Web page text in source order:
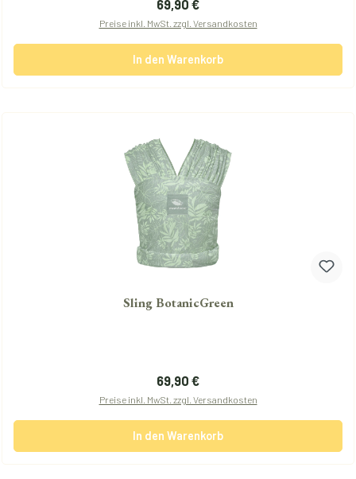
Regulärer Preis:
69,90 €
Preise inkl. MwSt. zzgl. Versandkosten
In den Warenkorb
Sling BotanicGreen
Regulärer Preis:
69,90 €
Preise inkl. MwSt. zzgl. Versandkosten
In den Warenkorb